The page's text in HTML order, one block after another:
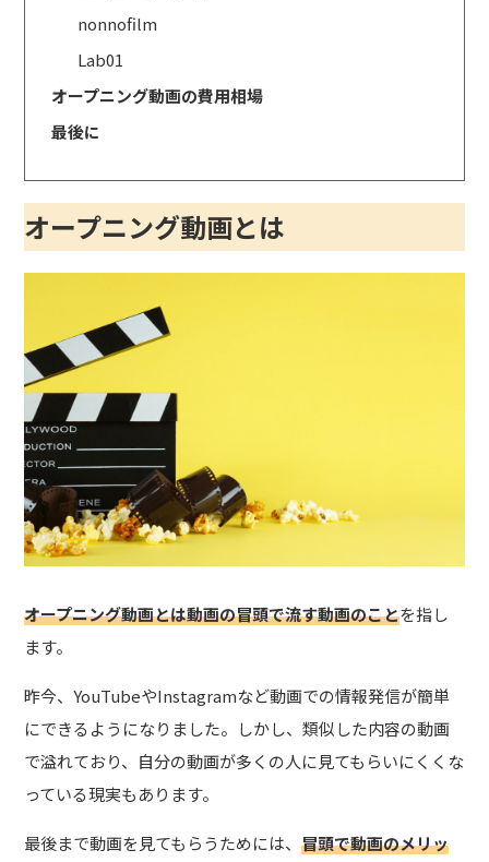
nonnofilm
Lab01
オープニング動画の費用相場
最後に
オープニング動画とは
オープニング動画とは動画の冒頭で流す動画のことを指し
ます。
昨今、YouTubeやInstagramなど動画での情報発信が簡単
にできるようになりました。しかし、類似した内容の動画
で溢れており、自分の動画が多くの人に見てもらいにくくな
っている現実もあります。
最後まで動画を見てもらうためには、冒頭で動画のメリッ